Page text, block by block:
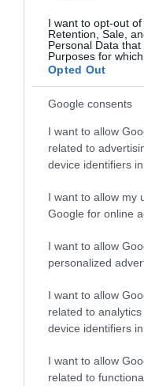
I want to opt-out of
Retention, Sale,
Personal Data
Purposes for
Opted Out
Google consents
I want to allow
related to
device identifiers in
I want to allow my
Google for online
I want to allow
personalized
I want to allow
related to
device identifiers in
I want to allow
related to
A KOALA EVOLÚCIÓS
SOKKAL DRÁMAIBB,
NYUGODT
EUKALIPTUSZRÁGCSÁLÁS
NEM CSAK A FÖLD
SZOMJAZIK: LÉGKÖRI